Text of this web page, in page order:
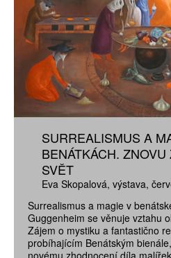
SURREALISMUS A
BENÁTKÁCH.
SVĚT
Eva Skopalová výstava
Surrealismus a magie v
Guggenheim se věnuje vztahu
Zájem o mystiku a fantastično
probíhajícím Benátským